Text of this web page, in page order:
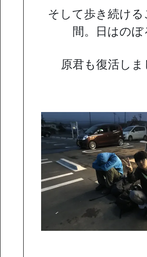
そして歩き続ける
間。日はのぼ
原君も復活しま